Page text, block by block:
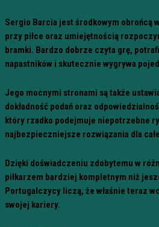
Sergio Barcia jest środkowym obrońcą
przy piłce oraz umiejętnością
bramki. Bardzo dobrze czyta grę,
napastników i skutecznie wygrywa
Jego mocnymi stronami są także
dokładność podań oraz
który rzadko podejmuje niepotrzebne
najbezpieczniejsze rozwiązania dla
Dzięki doświadczeniu zdobytemu w
piłkarzem bardziej kompletnym niż
Portugalczycy liczą, że właśnie teraz
swojej kariery.